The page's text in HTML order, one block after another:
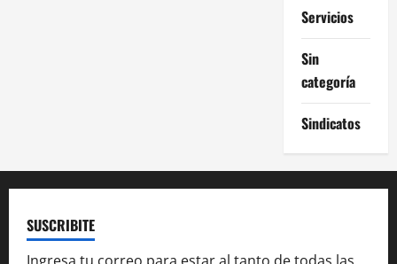
Servicios
Sin
categoría
Sindicatos
SUSCRIBITE
Ingresa tu correo para estar al tanto de todas las